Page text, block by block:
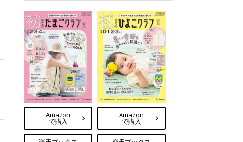
Amazon
で購入
Amazon
で購入